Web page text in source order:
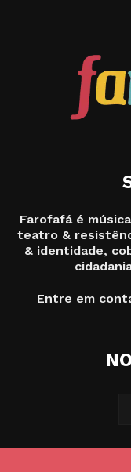
Farofafá é
teatro &
& identidade,
Entre em